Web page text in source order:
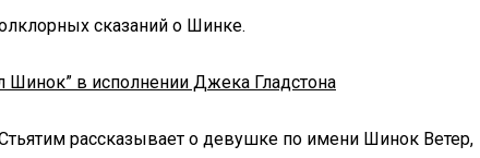
сказаний о Шинке.
Шинок” в исполнении Джека Гладстона
рассказывает о девушке по имени Шинок Ветер,